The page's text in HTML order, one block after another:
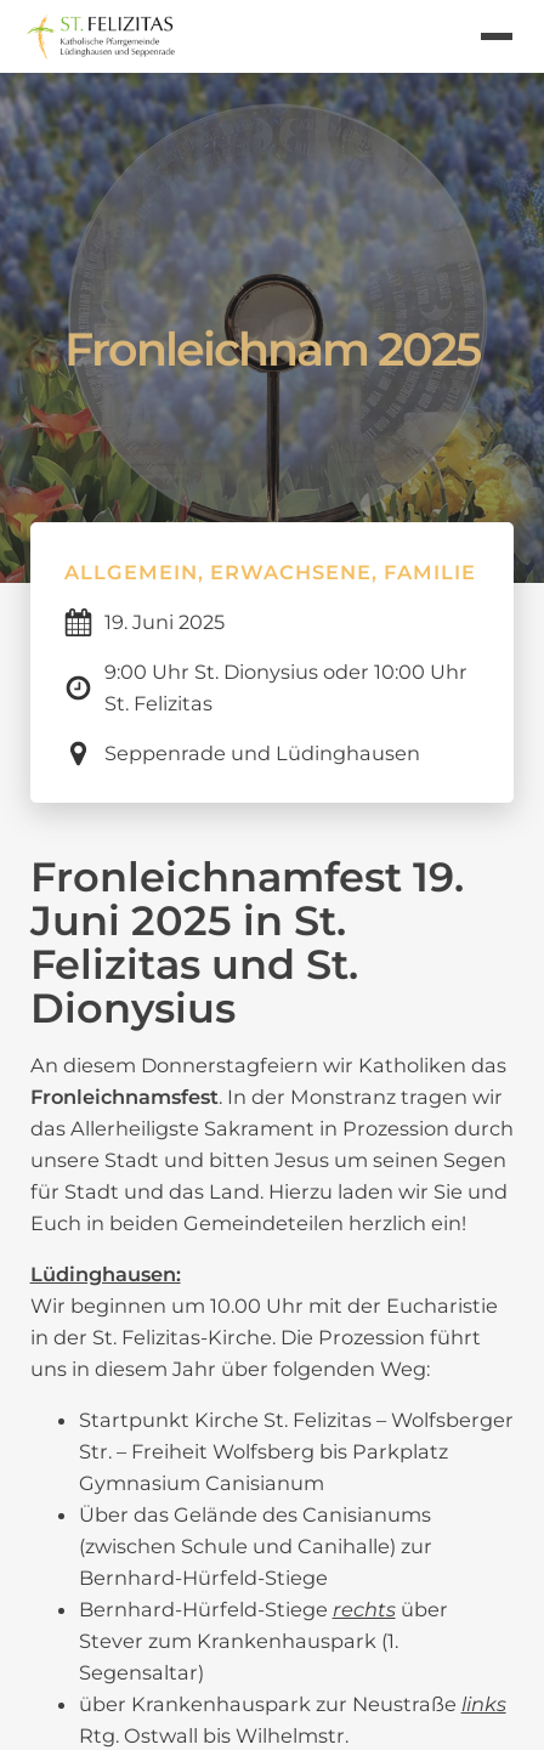
Fronleichnam 2025
ALLGEMEIN, ERWACHSENE, FAMILIE
19. Juni 2025
9:00 Uhr St. Dionysius oder 10:00 Uhr
St. Felizitas
Seppenrade und Lüdinghausen
Fronleichnamfest 19.
Juni 2025 in St.
Felizitas und St.
Dionysius
An diesem Donnerstagfeiern wir Katholiken das
Fronleichnamsfest. In der Monstranz tragen wir
das Allerheiligste Sakrament in Prozession durch
unsere Stadt und bitten Jesus um seinen Segen
für Stadt und das Land. Hierzu laden wir Sie und
Euch in beiden Gemeindeteilen herzlich ein!
Lüdinghausen:
Wir beginnen um 10.00 Uhr mit der Eucharistie
in der St. Felizitas-Kirche. Die Prozession führt
uns in diesem Jahr über folgenden Weg:
Startpunkt Kirche St. Felizitas – Wolfsberger
Str. – Freiheit Wolfsberg bis Parkplatz
Gymnasium Canisianum
Über das Gelände des Canisianums
(zwischen Schule und Canihalle) zur
Bernhard-Hürfeld-Stiege
Bernhard-Hürfeld-Stiege rechtsüber
Stever zum Krankenhauspark (1.
Segensaltar)
über Krankenhauspark zur Neustraße links
Rtg. Ostwall bis Wilhelmstr.